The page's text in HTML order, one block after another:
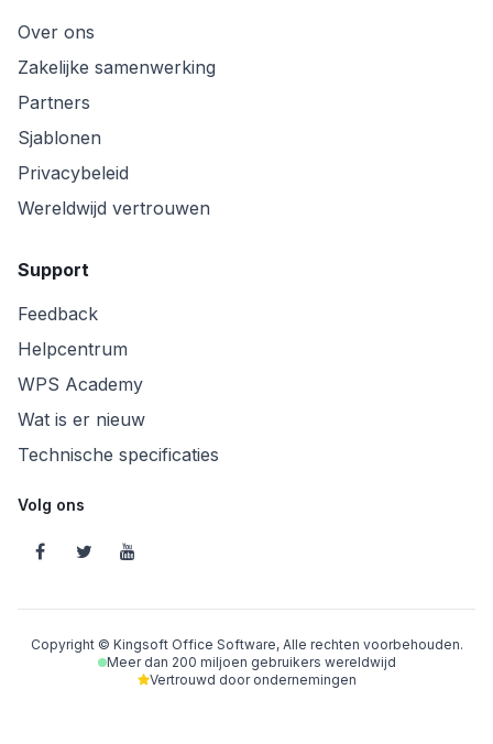
Over ons
Zakelijke samenwerking
Partners
Sjablonen
Privacybeleid
Wereldwijd vertrouwen
Support
Feedback
Helpcentrum
WPS Academy
Wat is er nieuw
Technische specificaties
Volg ons
Copyright © Kingsoft Office Software, Alle rechten voorbehouden.
Meer dan 200 miljoen gebruikers wereldwijd
Vertrouwd door ondernemingen